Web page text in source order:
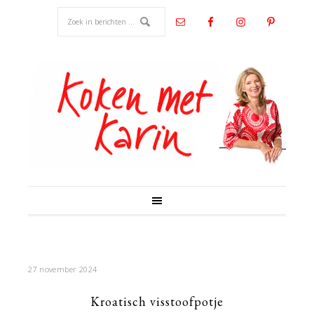
27 november 2024
Kroatisch visstoofpotje